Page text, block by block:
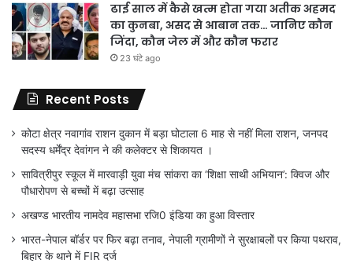
ढाई साल में कैसे खत्म होता गया अतीक अहमद
का कुनबा, असद से आबान तक… जानिए कौन
जिंदा, कौन जेल में और कौन फरार
23 घंटे ago
Recent Posts
कोटा क्षेत्र नवागांव राशन दुकान में बड़ा घोटाला 6 माह से नहीं मिला राशन, जनपद
सदस्य धर्मेंद्र देवांगन ने की कलेक्टर से शिकायत ।
सावित्रीपुर स्कूल में मारवाड़ी युवा मंच सांकरा का ‘शिक्षा साथी अभियान’: क्विज और
पौधारोपण से बच्चों में बढ़ा उत्साह
अखण्ड भारतीय नामदेव महासभा रजि0 इंडिया का हुआ विस्तार
भारत-नेपाल बॉर्डर पर फिर बढ़ा तनाव, नेपाली ग्रामीणों ने सुरक्षाबलों पर किया पथराव,
बिहार के थाने में FIR दर्ज